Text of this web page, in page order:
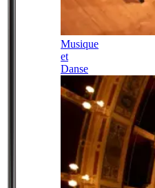
Musique
et
Danse